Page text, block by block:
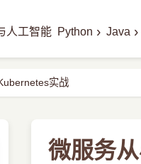
人工智能 Python › Java ›
实战
微服务